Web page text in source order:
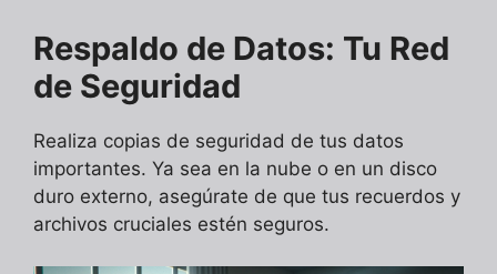
Respaldo de Datos: Tu Red
de Seguridad
Realiza copias de seguridad de tus datos
importantes. Ya sea en la nube o en un disco
duro externo, asegúrate de que tus recuerdos y
archivos cruciales estén seguros.